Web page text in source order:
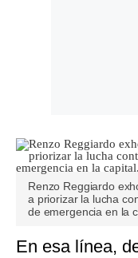
Renzo Reggiardo
a priorizar la lucha
de emergencia en la
En esa línea,